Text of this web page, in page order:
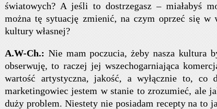
światowych? A jeśli to dostrzegasz – miałabyś
można tę sytuację zmienić, na czym oprzeć się w
kultury własnej?
A.W-Ch.: Nie mam poczucia, żeby nasza kultura
obserwuję, to raczej jej wszechogarniająca
wartość artystyczna, jakość, a wyłącznie to, co
marketingowiec jestem w stanie to zrozumieć, ale
duży problem. Niestety nie posiadam recepty na to